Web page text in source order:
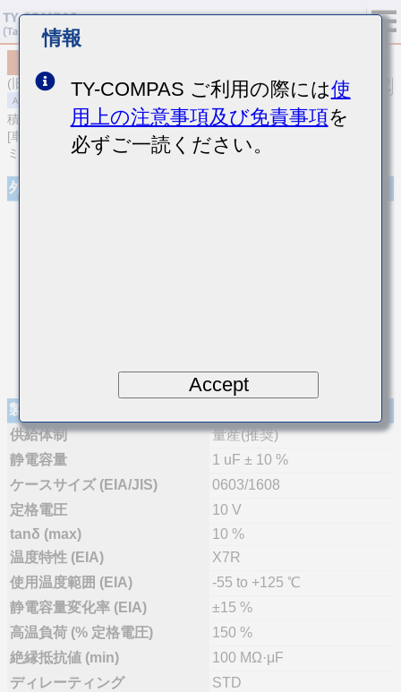
(旧品番 LMF107B7105KAHT)
積層セラミックコンデンサ
[車載パワートレイン/セーフティ用 (AEC-Q200 Qualified) 積層セラ
ミックコンデンサ（高誘電率系）]
外観
製品仕様
供給体制
量産(推奨)
静電容量
1 uF ± 10 %
ケースサイズ (EIA/JIS)
0603/1608
定格電圧
10 V
tanδ (max)
10 %
温度特性 (EIA)
X7R
使用温度範囲 (EIA)
-55 to +125 ℃
静電容量変化率 (EIA)
±15 %
高温負荷 (% 定格電圧)
150 %
絶縁抵抗値 (min)
100 MΩ·μF
ディレーティング
STD
情報
TY-COMPAS ご利用の際には使
用上の注意事項及び免責事項を
必ずご一読ください。
Accept